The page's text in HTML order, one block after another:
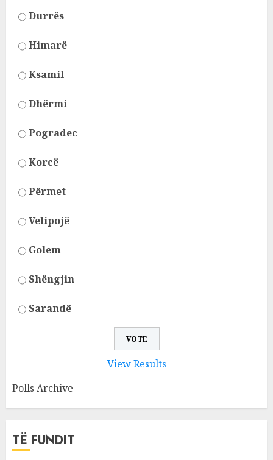
Durrës
Himarë
Ksamil
Dhërmi
Pogradec
Korcë
Përmet
Velipojë
Golem
Shëngjin
Sarandë
View Results
Polls Archive
TË FUNDIT